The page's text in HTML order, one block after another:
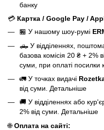
банку
💳 Картка / Google Pay /
🏪 У нашому шоу-румі
🛻 У відділеннях,
базова комісія 20 ₴ + 2%
суми, при оплаті посилки
🚛 У точках видачі
від суми. Детальніше
🚚 У відділеннях або
2% від суми. Детальніше
🌐Оплата на сайті: